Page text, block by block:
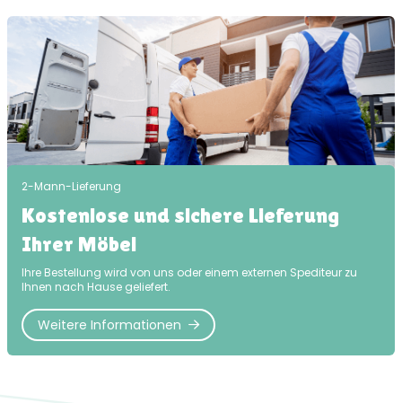
2-Mann-Lieferung
Kostenlose und sichere Lieferung
Ihrer Möbel
Ihre Bestellung wird von uns oder einem externen Spediteur zu
Ihnen nach Hause geliefert.
Weitere Informationen